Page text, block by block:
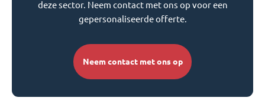
deze sector. Neem contact met ons op voor een
gepersonaliseerde offerte.
Neem contact met ons op